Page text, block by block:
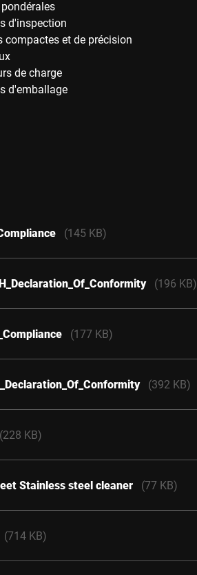
d'inspection
compactes et de précision
de charge
d'emballage
(145 KB)
(196 KB)
(177 KB)
(392 KB)
(228 KB)
Stainless steel cleaner (77 KB)
(714 KB)